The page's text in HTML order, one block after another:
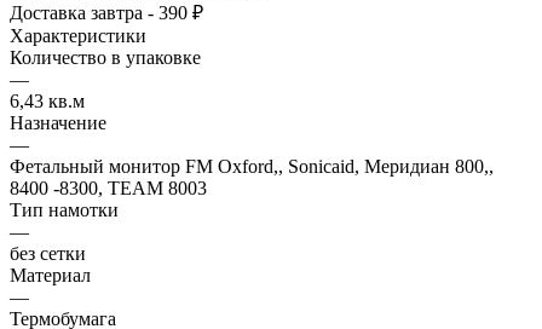
Доставка завтра - 390 ₽
Характеристики
Количество в упаковке
—
6,43 кв.м
Назначение
—
Фетальный монитор FM Oxford,, Sonicaid, Меридиан 800,,
8400 -8300, ТЕАМ 8003
Тип намотки
—
без сетки
Материал
—
Термобумага